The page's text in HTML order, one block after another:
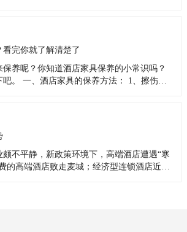
来越多。定制酒店客房家具最主要的特点
完你就了解清楚了
养呢？你知道酒店家具保养的小常识吗？
。 一、酒店家具的保养方法： 1、擦伤：
一层。 2、烧痕：烟火或末熄灭的火柴在酒
颇不平静，新政策环境下，高端酒店遭遇“寒
的高端酒店败走麦城；经济型连锁酒店近饱